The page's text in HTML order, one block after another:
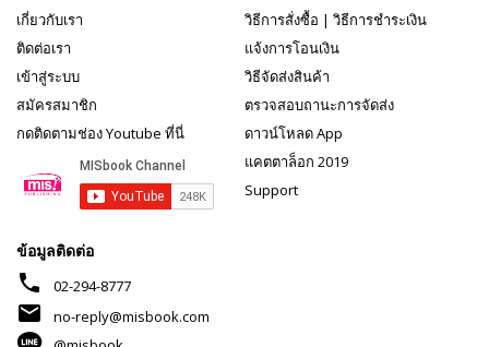
เกี่ยวกับเรา
ติดต่อเรา
เข้าสู่ระบบ
สมัครสมาชิก
กดติดตามช่อง Youtube ที่นี่
วิธีการสั่งซื้อ | วิธีการชำระเงิน
แจ้งการโอนเงิน
วิธีจัดส่งสินค้า
ตรวจสอบถานะการจัดส่ง
ดาวน์โหลด App
แคตตาล็อก 2019
Support
ข้อมูลติดต่อ
phone 02-294-8777
mail
no-reply@misbook.com